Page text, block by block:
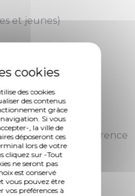
des cookies
des contenus
grâce
Si vous
, la ville de
déposeront ces
lors de votre
cliquez sur -Tout
ne seront pas
est conservé
vous pouvez être
vos préférences à
et jeunes)
place
ouvrages de référence